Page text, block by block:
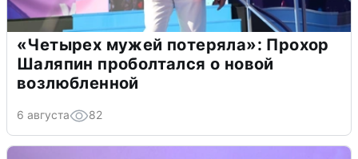
«Четырех мужей потеряла»: Прохор
Шаляпин проболтался о новой
возлюбленной
6 августа 82